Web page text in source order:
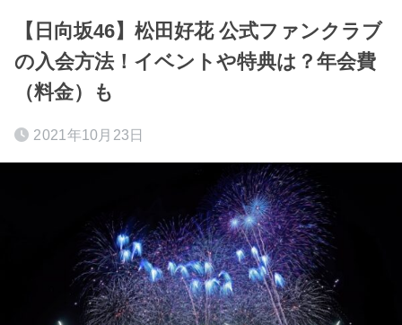
【日向坂46】松田好花 公式ファンクラブ
の入会方法！イベントや特典は？年会費
（料金）も
2021年10月23日